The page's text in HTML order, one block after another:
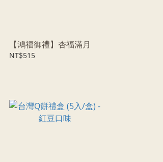
【鴻福御禮】杏福滿月
NT$515